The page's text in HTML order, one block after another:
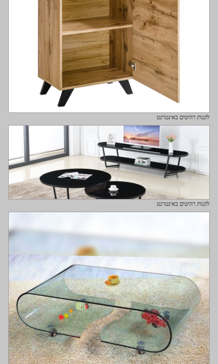
לקנות רהיטים באינטרנט
לקנות רהיטים באינטרנט